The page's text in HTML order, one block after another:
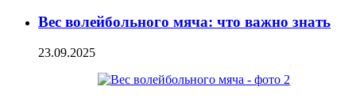
Вес волейбольного мяча: что важно знать
23.09.2025